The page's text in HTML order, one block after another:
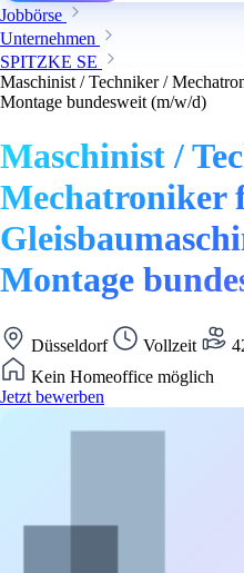
Jobbörse
Unternehmen
SPITZKE SE
Maschinist / Techniker /
Montage bundesweit (m/w/d)
Maschinist /
Mechatroniker
Montage
Düsseldorf Vollzeit
Kein Homeoffice möglich
Jetzt bewerben